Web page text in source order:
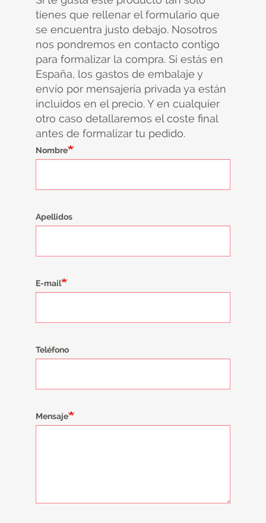
tienes que rellenar el formulario que
se encuentra justo debajo. Nosotros
nos pondremos en contacto contigo
para formalizar la compra. Si estás en
España, los gastos de embalaje y
envío por mensajería privada ya están
incluidos en el precio. Y en cualquier
otro caso detallaremos el coste final
antes de formalizar tu pedido.
Nombre
Apellidos
E-mail
Teléfono
Mensaje